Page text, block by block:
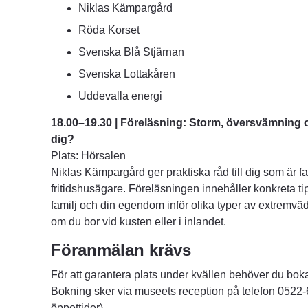
Niklas Kämpargård
Röda Korset
Svenska Blå Stjärnan
Svenska Lottakåren
Uddevalla energi
18.00–19.30 | Föreläsning: Storm,
dig?
Plats: Hörsalen
Niklas Kämpargård ger praktiska råd till dig som är
fritidshusägare. Föreläsningen innehåller konkreta
familj och din egendom inför olika typer av
om du bor vid kusten eller i inlandet.
Föranmälan krävs
För att garantera plats under kvällen behöver du
Bokning sker via museets reception på telefon